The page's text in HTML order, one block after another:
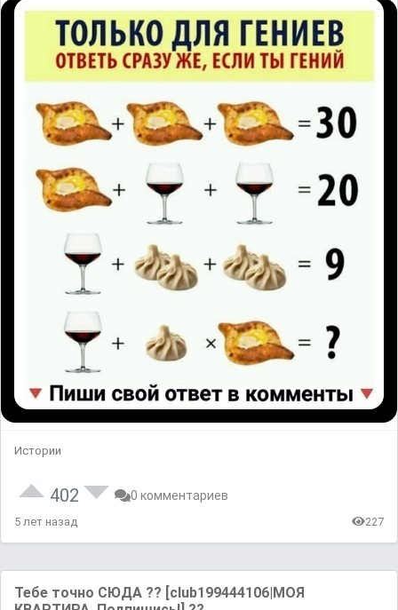
Истории
402 0 комментариев
5 лет назад 227
Тебе точно СЮДА ?? [club199444106|МОЯ